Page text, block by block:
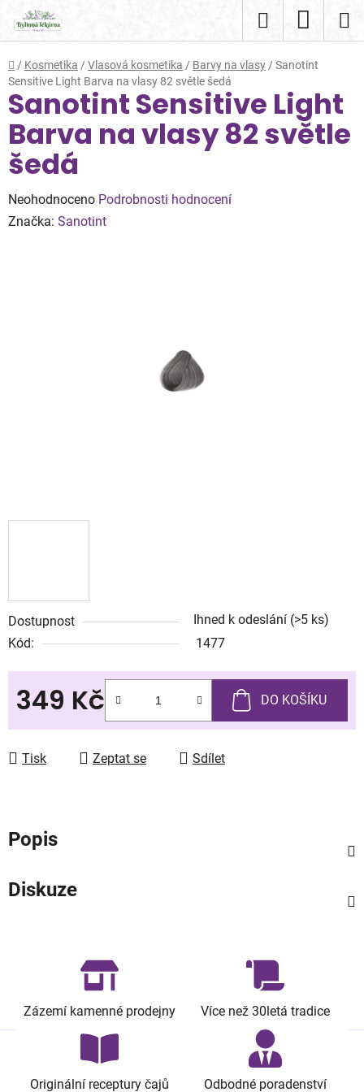
obsah
Hledat
KOŠÍK
Domů
/ Kosmetika / Vlasová kosmetika / Barvy na vlasy / Sanotint
Sensitive Light Barva na vlasy 82 světle šedá
Dostupnost Ihned k odeslání (>5 ks)
Kód:
1477
349 Kč DO KOŠÍKU
Tisk Zeptat se Sdílet
Sanotint Sensitive Light
Barva na vlasy 82 světle
šedá
Průměrné
hodnocení
Neohodnoceno Podrobnosti hodnocení
Značka: Sanotint
Popis
Diskuze
Zázemí kamenné prodejny Více než 30letá tradice
Originální receptury čajů Odbodné poradenství